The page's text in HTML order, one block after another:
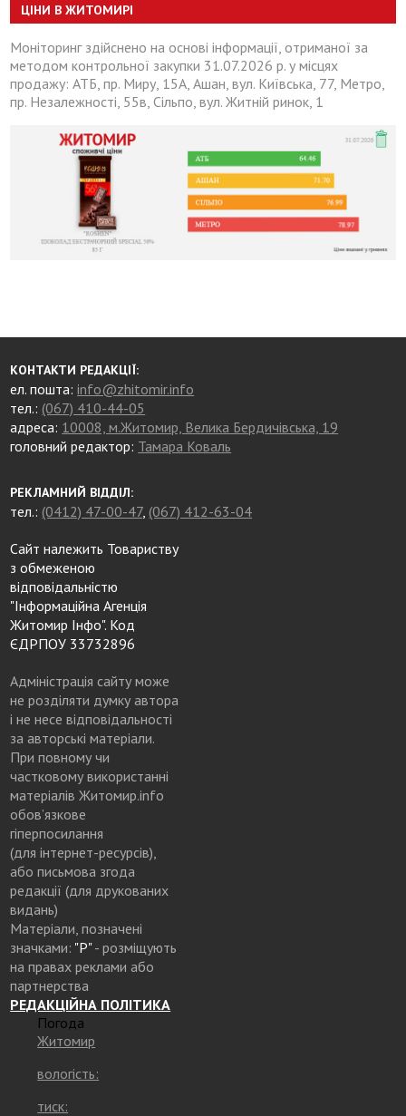
ЦІНИ В ЖИТОМИРІ
Моніторинг здійснено на основі інформації, отриманої за
методом контрольної закупки 31.07.2026 р. у місцях
продажу: АТБ, пр. Миру, 15А, Ашан, вул. Київська, 77, Метро,
пр. Незалежності, 55в, Сільпо, вул. Житній ринок, 1
КОНТАКТИ РЕДАКЦІЇ:
ел. пошта:info@zhitomir.info
тел.: (067) 410-44-05
адреса: 10008, м.Житомир, Велика Бердичівська, 19
головний редактор: Тамара Коваль
РЕКЛАМНИЙ ВІДДІЛ:
тел.: (0412) 47-00-47, (067) 412-63-04
Сайт належить Товариству
з обмеженою
відповідальністю
"Інформаційна Агенція
Житомир Інфо". Код
ЄДРПОУ 33732896
Адміністрація сайту може
не розділяти думку автора
і не несе відповідальності
за авторські матеріали.
При повному чи
частковому використанні
матеріалів Житомир.info
обов’язкове
гіперпосилання
(для інтернет-ресурсів),
або письмова згода
редакції (для друкованих
видань)
Матеріали, позначені
значками: "Р"- розміщують
на правах реклами або
партнерства
РЕДАКЦІЙНА ПОЛІТИКА
Погода
Житомир
вологість:
тиск: